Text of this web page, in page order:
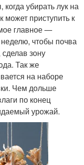
убирать лук на
может приступить к
главное —
неделю, чтобы почва
зону
Так же
на наборе
Чем дольше
по конец
урожай.